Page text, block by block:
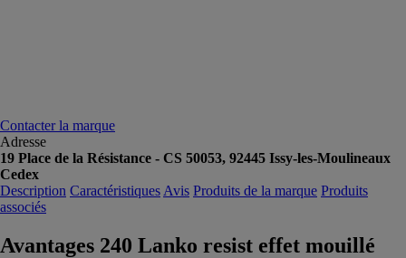
Contacter la marque
Adresse
19 Place de la Résistance - CS 50053, 92445 Issy-les-Moulineaux
Cedex
Description Caractéristiques Avis Produits de la marque Produits
associés
Avantages 240 Lanko resist effet mouillé